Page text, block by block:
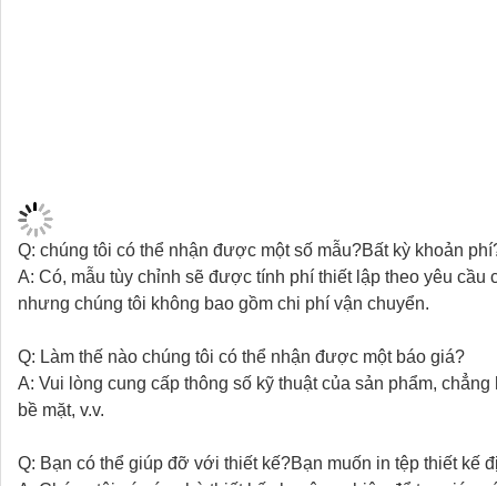
Q: chúng tôi có thể nhận được một số mẫu?Bất kỳ khoản
A: Có, mẫu tùy chỉnh sẽ được tính phí thiết lập theo yêu
nhưng chúng tôi không bao gồm chi phí vận chuyển.
Q: Làm thế nào chúng tôi có thể nhận được một báo giá?
A: Vui lòng cung cấp thông số kỹ thuật của sản phẩm,
bề mặt, v.v.
Q: Bạn có thể giúp đỡ với thiết kế?Bạn muốn in tệp thiết kế